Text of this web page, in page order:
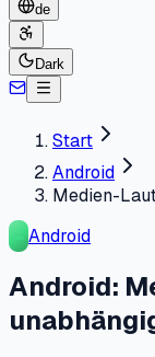
de
Dark
Start
Android
Medien-
Android
Android: